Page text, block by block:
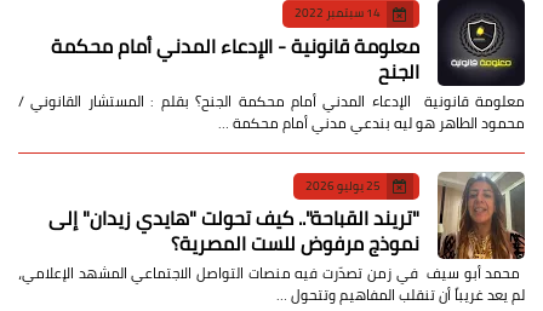
14 سبتمبر 2022
معلومة قانونية - الإدعاء المدني أمام محكمة
الجنح
معلومة قانونية الإدعاء المدني أمام محكمة الجنح؟ بقلم : المستشار القانوني /
محمود الطاهر هو ليه بندعي مدني أمام محكمة …
25 يوليو 2026
​"تريند القباحة".. كيف تحولت "هايدي زيدان" إلى
نموذج مرفوض للست المصرية؟
​ محمد أبو سيف ​في زمن تصدّرت فيه منصات التواصل الاجتماعي المشهد الإعلامي،
لم يعد غريباً أن تنقلب المفاهيم وتتحول …